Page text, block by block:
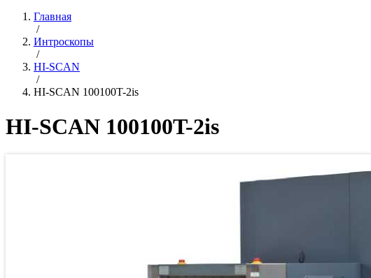
Главная
/
Интроскопы
/
HI-SCAN
/
HI-SCAN 100100T-2is
HI-SCAN 100100T-2is